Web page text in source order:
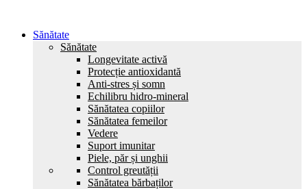
Sănătate
Sănătate
Longevitate activă
Protecție antioxidantă
Anti-stres și somn
Echilibru hidro-mineral
Sănătatea copiilor
Sănătatea femeilor
Vedere
Suport imunitar
Piele, păr și unghii
Control greutății
Sănătatea bărbaților